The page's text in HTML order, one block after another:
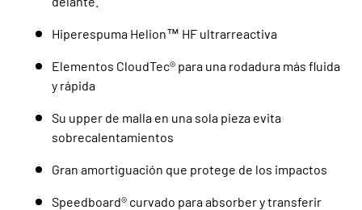
Hiperespuma Helion™ HF ultrarreactiva
Elementos CloudTec® para una rodadura más fluida
y rápida
Su upper de malla en una sola pieza evita
sobrecalentamientos
Gran amortiguación que protege de los impactos
Speedboard® curvado para absorber y transferir